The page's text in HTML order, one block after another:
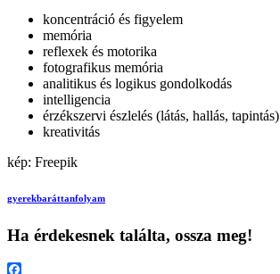
koncentráció és figyelem
memória
reflexek és motorika
fotografikus memória
analitikus és logikus gondolkodás
intelligencia
érzékszervi észlelés (látás, hallás, tapintás)
kreativitás
kép: Freepik
gyerekbaráttanfolyam
Ha érdekesnek találta, ossza meg!